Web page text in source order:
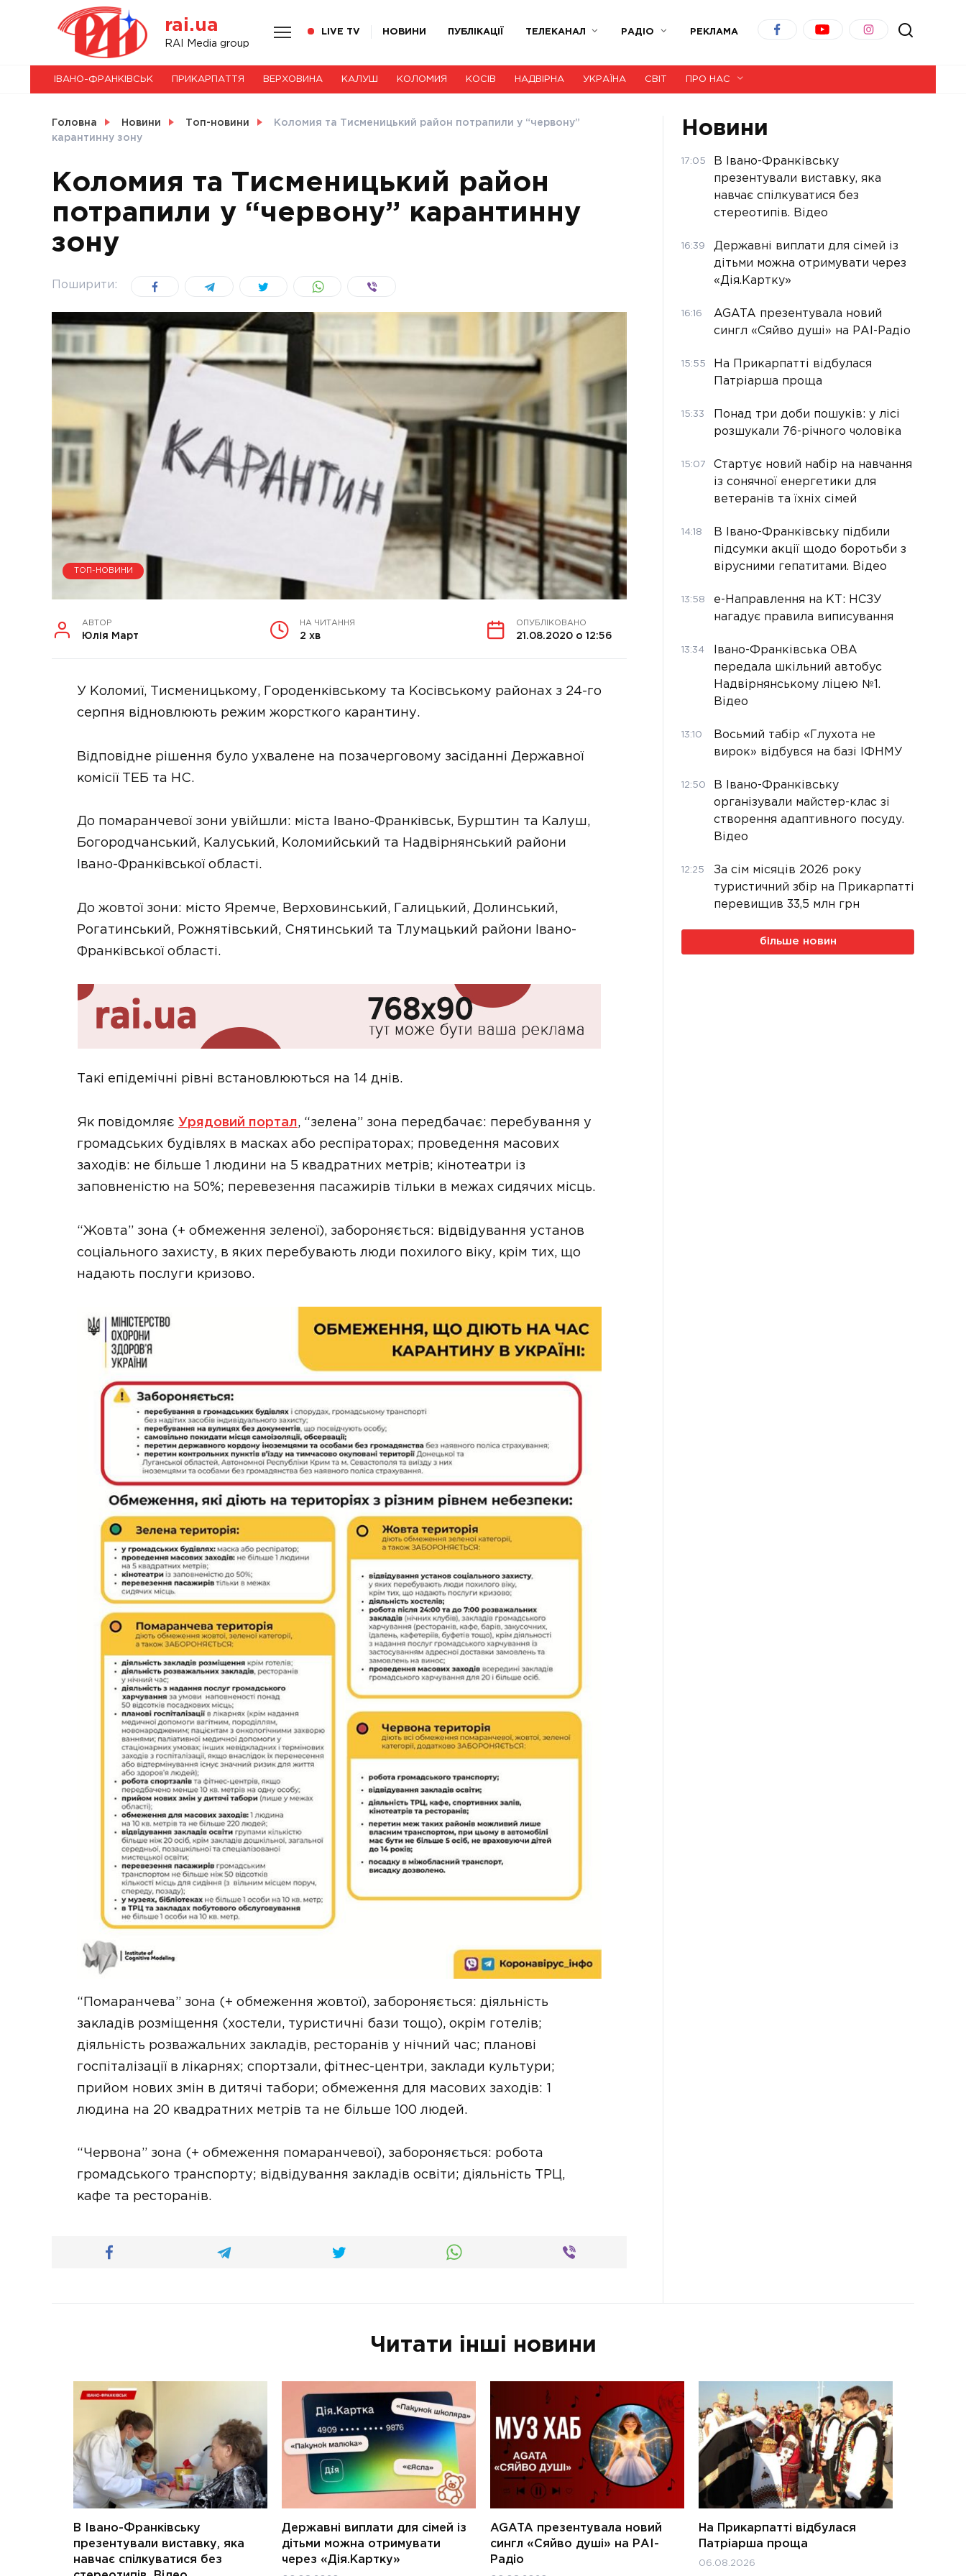
rai.ua
RAI Media group
LIVE TV НОВИНИ ПУБЛІКАЦІЇ ТЕЛЕКАНАЛ РАДІО РЕКЛАМА
НОВИНИ
СВІТ
УКРАЇНА
ІВАНО-ФРАНКІВСЬК ПРИКАРПАТТЯ ВЕРХОВИНА КАЛУШ КОЛОМИЯ КОСІВ НАДВІРНА УКРАЇНА СВІТ ПРО НАС
Головна Новини Топ-новини
Коломия та Тисменицький район потрапили у “червону”
карантинну зону
Коломия та Тисменицький район
потрапили у “червону” карантинну
зону
Поширити:
ТОП-НОВИНИ
АВТОР
Юлія Март
НА ЧИТАННЯ
2 хв
ОПУБЛІКОВАНО
21.08.2020 о 12:56
У Коломиї, Тисменицькому, Городенківському та Косівському районах з 24-го
серпня відновлюють режим жорсткого карантину.
Відповідне рішення було ухвалене на позачерговому засіданні Державної
комісії ТЕБ та НС.
До помаранчевої зони увійшли: міста Івано-Франківськ, Бурштин та Калуш,
Богородчанський, Калуський, Коломийський та Надвірнянський райони
Івано-Франківської області.
До жовтої зони: місто Яремче, Верховинський, Галицький, Долинський,
Рогатинський, Рожнятівський, Снятинський та Тлумацький райони Івано-
Франківської області.
Такі епідемічні рівні встановлюються на 14 днів.
Як повідомляє Урядовий портал, “зелена” зона передбачає: перебування у
громадських будівлях в масках або респіраторах; проведення масових
заходів: не більше 1 людини на 5 квадратних метрів; кінотеатри із
заповненістю на 50%; перевезення пасажирів тільки в межах сидячих місць.
“Жовта” зона (+ обмеження зеленої), забороняється: відвідування установ
соціального захисту, в яких перебувають люди похилого віку, крім тих, що
надають послуги кризово.
“Помаранчева” зона (+ обмеження жовтої), забороняється: діяльність
закладів розміщення (хостели, туристичні бази тощо), окрім готелів;
діяльність розважальних закладів, ресторанів у нічний час; планові
госпіталізації в лікарнях; спортзали, фітнес-центри, заклади культури;
прийом нових змін в дитячі табори; обмеження для масових заходів: 1
людина на 20 квадратних метрів та не більше 100 людей.
“Червона” зона (+ обмеження помаранчевої), забороняється: робота
громадського транспорту; відвідування закладів освіти; діяльність ТРЦ,
кафе та ресторанів.
Новини
17:05
В Івано-Франківську
презентували виставку, яка
навчає спілкуватися без
стереотипів. Відео
16:39
Державні виплати для сімей із
дітьми можна отримувати через
«Дія.Картку»
16:16
AGATA презентувала новий
сингл «Сяйво душі» на РАІ-Радіо
15:55
На Прикарпатті відбулася
Патріарша проща
15:33
Понад три доби пошуків: у лісі
розшукали 76-річного чоловіка
15:07
Стартує новий набір на навчання
із сонячної енергетики для
ветеранів та їхніх сімей
14:18
В Івано-Франківську підбили
підсумки акції щодо боротьби з
вірусними гепатитами. Відео
13:58
е-Направлення на КТ: НСЗУ
нагадує правила виписування
13:34
Івано-Франківська ОВА
передала шкільний автобус
Надвірнянському ліцею №1.
Відео
13:10
Восьмий табір «Глухота не
вирок» відбувся на базі ІФНМУ
12:50
В Івано-Франківську
організували майстер-клас зі
створення адаптивного посуду.
Відео
12:25
За сім місяців 2026 року
туристичний збір на Прикарпатті
перевищив 33,5 млн грн
більше новин
Читати інші новини
В Івано-Франківську
презентували виставку, яка
навчає спілкуватися без
Державні виплати для сімей із
дітьми можна отримувати
через «Дія.Картку»
AGATA презентувала новий
сингл «Сяйво душі» на РАІ-
Радіо
На Прикарпатті відбулася
Патріарша проща
06.08.2026